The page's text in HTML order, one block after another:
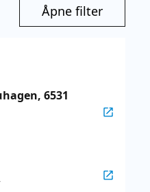
Åpne filter
6531